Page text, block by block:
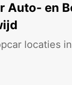
Auto- en
locaties